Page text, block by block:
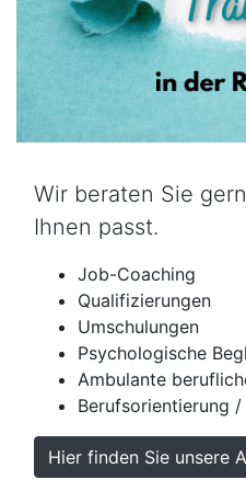
Wir beraten Sie
Ihnen passt.
Job-Coaching
Qualifizierungen
Umschulungen
Psychologische
Ambulante
Berufsorientierung
Hier finden Sie unsere